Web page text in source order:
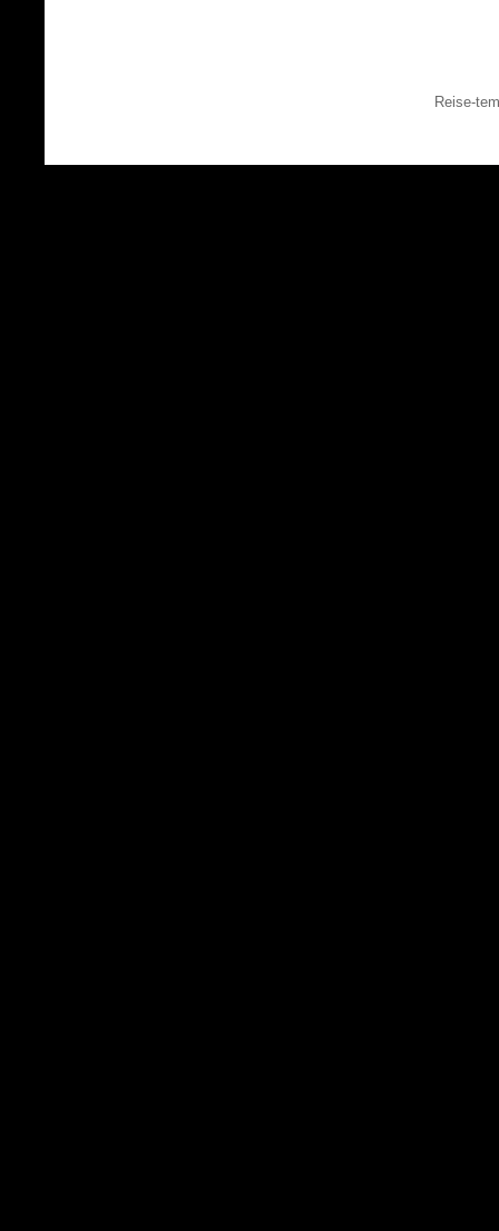
Reise-